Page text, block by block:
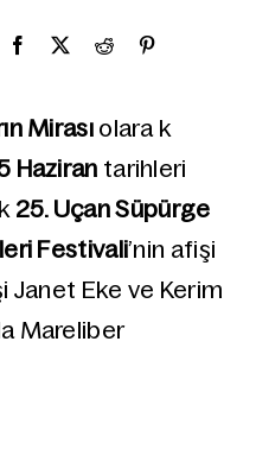
Mirasıolara k
Haziran tarihleri
25. Uçan Süpürge
Festivali’nin afişi
Janet Eke ve Kerim
Mareliber